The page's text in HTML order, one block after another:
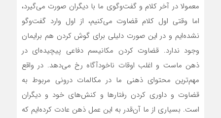
معمولا در آخر کلام و گفت‌وگوی ما با دیگران صورت می‌گیرد،
اما وقتی اول کلام قضاوت می‌کنیم، از اول وارد گفت‌وگو
نشده‌ایم و در این صورت دلیلی برای گوش کردن هم برایمان
وجود ندارد. قضاوت کردن مکانیسم دفاعی پیچیده‌ای در
ذهن ماست و اغلب اوقات ناخودآگاه رخ می‌دهد. در واقع
مهم‌ترین محتوای ذهنی ما در مکالمات درونی مربوط به
قضاوت و داوری کردن رفتارها و کنش‌های خود و دیگران
است. بسیاری از ما آن‌قدر به این عمل ذهن عادت کرده‌ایم که